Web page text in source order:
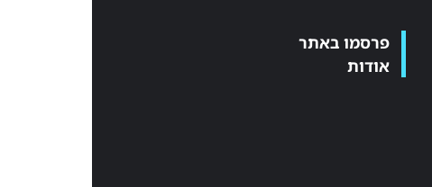
פרסמו באתר
אודות